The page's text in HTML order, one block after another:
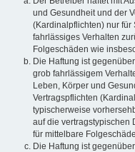
und Gesundheit und der
(Kardinalpflichten) nur für
fahrlässiges Verhalten
Folgeschäden wie
Die Haftung ist
grob fahrlässigem
Leben, Körper und
Vertragspflichten
typischerweise
auf die vertragstypischen
für mittelbare
Die Haftung ist